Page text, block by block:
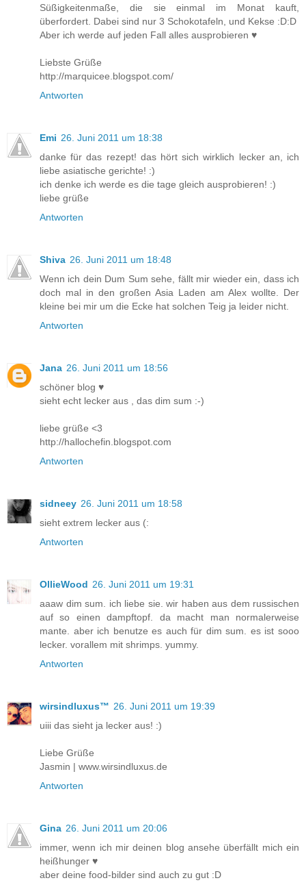
Süßigkeitenmaße, die sie einmal im Monat kauft,
überfordert. Dabei sind nur 3 Schokotafeln, und Kekse :D:D
Aber ich werde auf jeden Fall alles ausprobieren ♥
Liebste Grüße
http://marquicee.blogspot.com/
Antworten
Emi 26. Juni 2011 um 18:38
danke für das rezept! das hört sich wirklich lecker an, ich
liebe asiatische gerichte! :)
ich denke ich werde es die tage gleich ausprobieren! :)
liebe grüße
Antworten
Shiva 26. Juni 2011 um 18:48
Wenn ich dein Dum Sum sehe, fällt mir wieder ein, dass ich
doch mal in den großen Asia Laden am Alex wollte. Der
kleine bei mir um die Ecke hat solchen Teig ja leider nicht.
Antworten
Jana 26. Juni 2011 um 18:56
schöner blog ♥
sieht echt lecker aus , das dim sum :-)
liebe grüße <3
http://hallochefin.blogspot.com
Antworten
sidneey 26. Juni 2011 um 18:58
sieht extrem lecker aus (:
Antworten
OllieWood 26. Juni 2011 um 19:31
aaaw dim sum. ich liebe sie. wir haben aus dem russischen
auf so einen dampftopf. da macht man normalerweise
mante. aber ich benutze es auch für dim sum. es ist sooo
lecker. vorallem mit shrimps. yummy.
Antworten
wirsindluxus™ 26. Juni 2011 um 19:39
uiii das sieht ja lecker aus! :)
Liebe Grüße
Jasmin | www.wirsindluxus.de
Antworten
Gina 26. Juni 2011 um 20:06
immer, wenn ich mir deinen blog ansehe überfällt mich ein
heißhunger ♥
aber deine food-bilder sind auch zu gut :D